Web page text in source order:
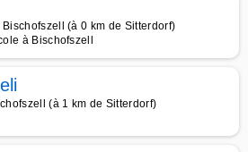
(à 0 km de Sitterdorf)
à Bischofszell
(à 1 km de Sitterdorf)